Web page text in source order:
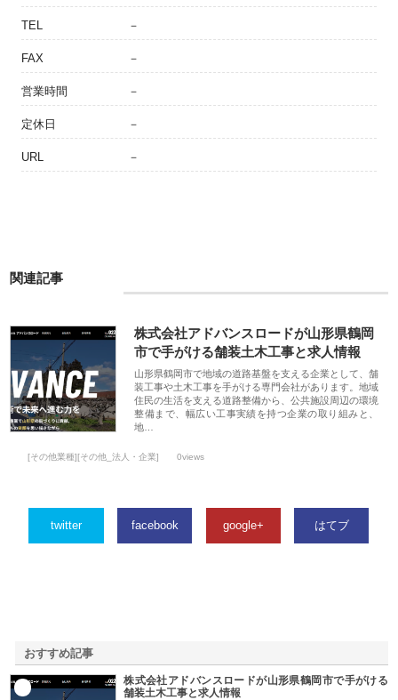
TEL －
FAX －
営業時間 －
定休日 －
URL －
関連記事
株式会社アドバンスロードが山形県鶴岡
市で手がける舗装土木工事と求人情報
山形県鶴岡市で地域の道路基盤を支える企業として、舗
装工事や土木工事を手がける専門会社があります。地域
住民の生活を支える道路整備から、公共施設周辺の環境
整備まで、幅広い工事実績を持つ企業の取り組みと、
地…
[その他業種][その他_法人・企業] 0views
twitter facebook google+ はてブ
おすすめ記事
株式会社アドバンスロードが山形県鶴岡市で手がける
舗装土木工事と求人情報